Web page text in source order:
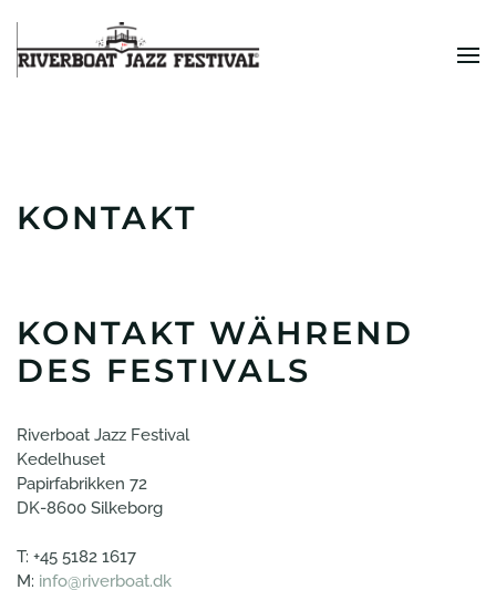
Zum Hauptinhalt springen
KONTAKT
KONTAKT WÄHREND
DES FESTIVALS
Riverboat Jazz Festival
Kedelhuset
Papirfabrikken 72
DK-8600 Silkeborg
T: +45 5182 1617
M: info@riverboat.dk